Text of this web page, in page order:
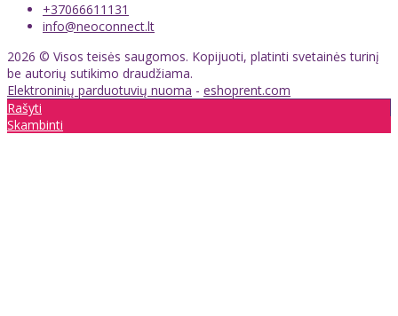
+37066611131
info@neoconnect.lt
2026 © Visos teisės saugomos. Kopijuoti, platinti svetainės turinį
be autorių sutikimo draudžiama.
Elektroninių parduotuvių nuoma - eshoprent.com
Rašyti
Skambinti